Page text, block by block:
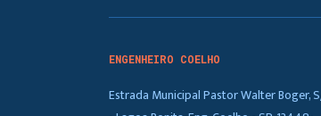
ENGENHEIRO COELHO
Estrada Municipal Pastor Walter Boger,